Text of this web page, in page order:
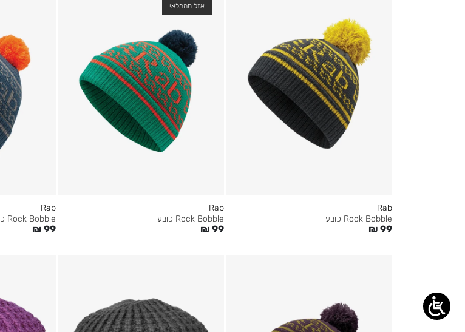
Rab
Rock Bobble כובע
₪ 99
אזל מהמלאי
Rab
Rock Bobble כובע
₪ 99
Rab
Rock Bobble כובע
₪ 99